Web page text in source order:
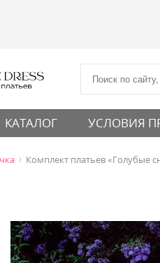
КАТАЛОГ УСЛОВИЯ
› Комплект платьев «Голубые